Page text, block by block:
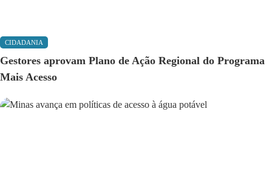
CIDADANIA
Gestores aprovam Plano de Ação Regional do Programa
Mais Acesso